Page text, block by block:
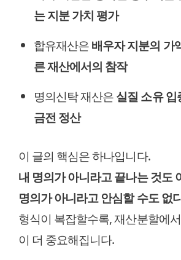
는 지분 가치 평가
합유재산은배우자 지분의 가
른 재산에서의 참작
명의신탁 재산은실질 소유 입
금전 정산
이 글의 핵심은 하나입니다.
내 명의가 아니라고 끝나는 것도
명의가 아니라고 안심할 수도 없
형식이 복잡할수록, 재산분할에
이 더 중요해집니다.